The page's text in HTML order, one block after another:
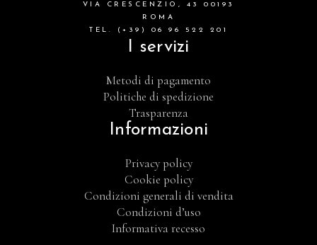
VIA CRESCENZIO, 43 00193
ROMA
TEL. (+39) 06 96 522 201
I servizi
Metodi di pagamento
Politiche di spedizione
Trasparenza
Informazioni
Privacy policy
Cookie policy
Condizioni generali di vendita
Condizioni d’uso
Informativa recesso